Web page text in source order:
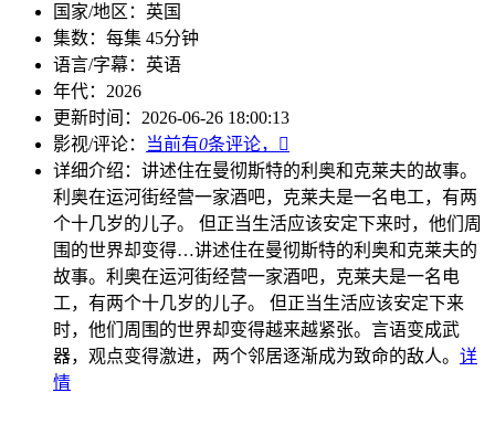
国家/地区： 英国
集数： 每集 45分钟
语言/字幕： 英语
年代： 2026
更新时间： 2026-06-26 18:00:13
影视/评论：
当前有0条评论，

详细介绍： 讲述住在曼彻斯特的利奥和克莱夫的故事。
利奥在运河街经营一家酒吧，克莱夫是一名电工，有两
个十几岁的儿子。 但正当生活应该安定下来时，他们周
围的世界却变得…讲述住在曼彻斯特的利奥和克莱夫的
故事。利奥在运河街经营一家酒吧，克莱夫是一名电
工，有两个十几岁的儿子。 但正当生活应该安定下来
时，他们周围的世界却变得越来越紧张。言语变成武
器，观点变得激进，两个邻居逐渐成为致命的敌人。 详
情